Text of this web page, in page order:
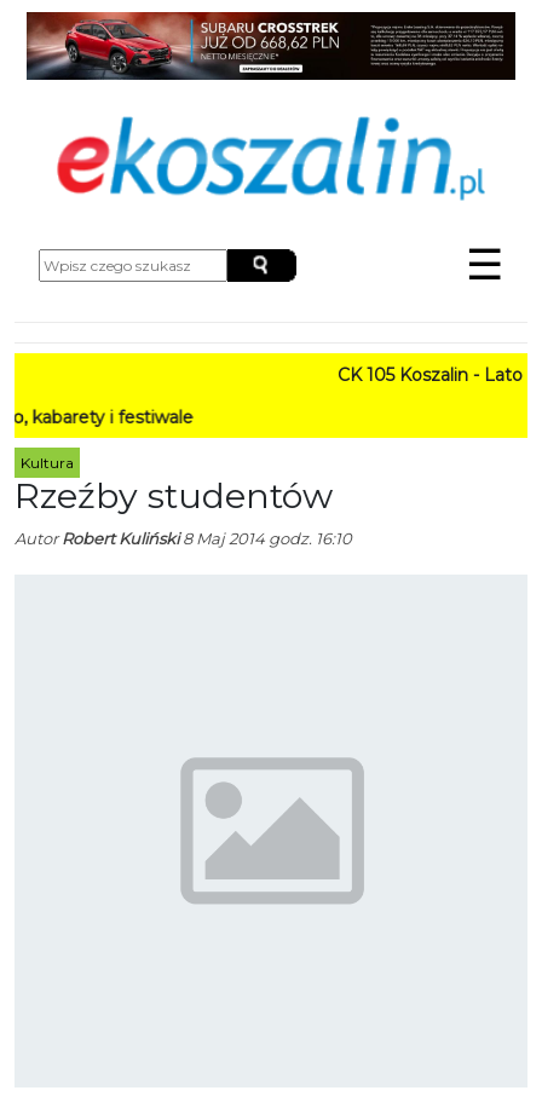
☰
CK 105 Koszalin - Lato w
i festiwale
Kultura
Rzeźby studentów
AutorRobert Kuliński8 Maj 2014 godz. 16:10